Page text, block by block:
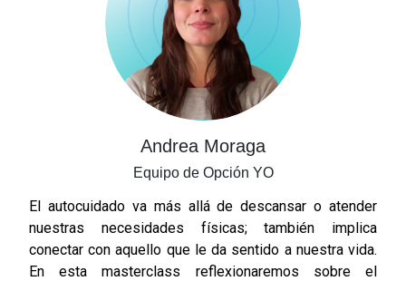
Andrea Moraga
Equipo de Opción YO
El autocuidado va más allá de descansar o atender
nuestras necesidades físicas; también implica
conectar con aquello que le da sentido a nuestra vida.
En esta masterclass reflexionaremos sobre el